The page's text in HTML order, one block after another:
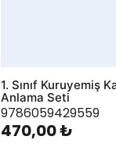
1. Sınıf Kuruyemiş
Anlama Seti
9786059429559
470,00 ₺